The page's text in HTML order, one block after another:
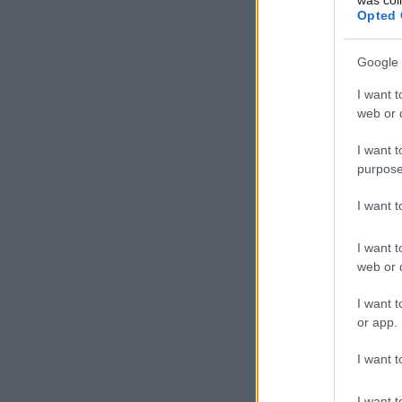
Opted
Google
I want
web or
I want
I want
I want
web or
I want
or app.
I want